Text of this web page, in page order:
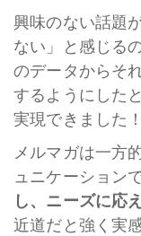
興味のない話題
ない」と感じる
のデータからそ
するようにした
実現できました！
メルマガは一方
ュニケーション
し、ニーズに応
近道だと強く実